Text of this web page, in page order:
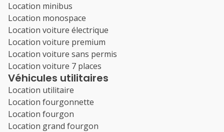
Location minibus
Location monospace
Location voiture électrique
Location voiture premium
Location voiture sans permis
Location voiture 7 places
Véhicules utilitaires
Location utilitaire
Location fourgonnette
Location fourgon
Location grand fourgon